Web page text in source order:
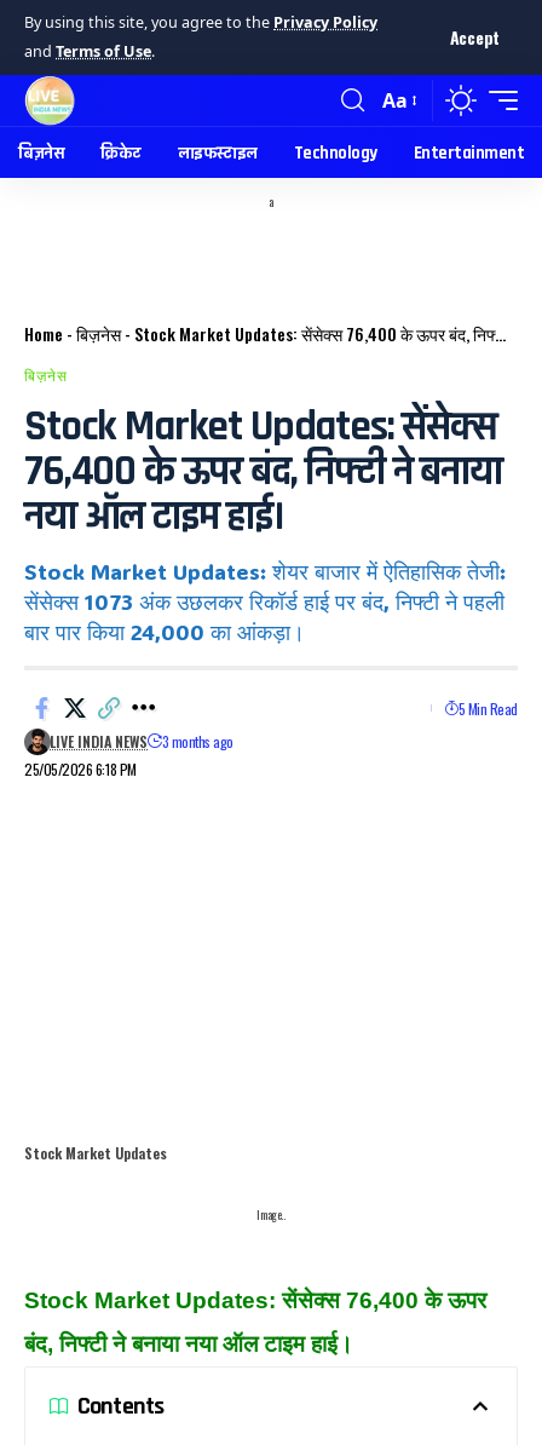
By using this site, you agree to the Privacy Policy
and Terms of Use.
Accept
Aa
बिज़नेस क्रिकेट लाइफस्टाइल Technology Entertainment
a
Home -बिज़नेस- Stock Market Updates: सेंसेक्स 76,400 के ऊपर बंद, निफ्टी ने बनाया नया ऑल टाइम हाई।
बिज़नेस
Stock Market Updates: सेंसेक्स
76,400 के ऊपर बंद, निफ्टी ने बनाया
नया ऑल टाइम हाई।
Stock Market Updates: शेयर बाजार में ऐतिहासिक तेजी:
सेंसेक्स 1073 अंक उछलकर रिकॉर्ड हाई पर बंद, निफ्टी ने पहली
बार पार किया 24,000 का आंकड़ा।
25/05/2026 6:18 PM
LIVE INDIA NEWS 3 months ago
5 Min Read
Stock Market Updates
Image..
Stock Market Updates: सेंसेक्स 76,400 के ऊपर
बंद, निफ्टी ने बनाया नया ऑल टाइम हाई।
Contents